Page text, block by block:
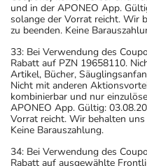
und in der APONEO App.
solange der Vorrat reicht. Wir
zu beenden. Keine
33: Bei Verwendung des
Rabatt auf PZN 19658110.
Artikel, Bücher,
Nicht mit anderen
kombinierbar und nur
APONEO App. Gültig:
Vorrat reicht. Wir behalten
Keine Barauszahlung.
34: Bei Verwendung des
Rabatt auf ausgewählte